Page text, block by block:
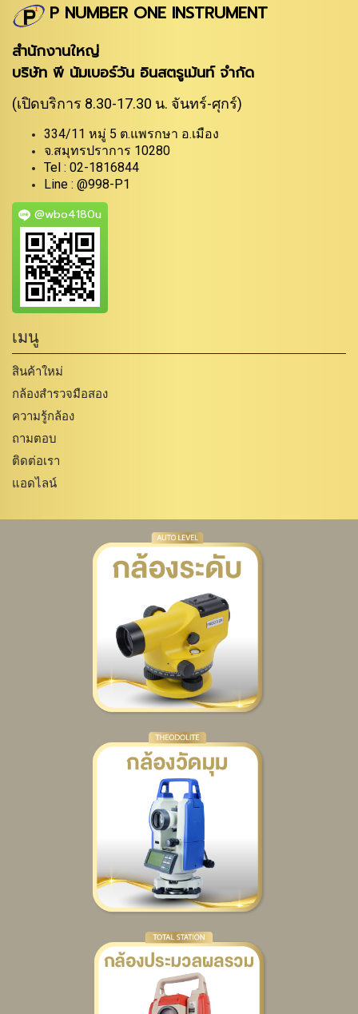
P NUMBER ONE INSTRUMENT
สำนักงานใหญ่
บริษัท พี นัมเบอร์วัน อินสตรูเม้นท์ จำกัด
(เปิดบริการ 8.30-17.30 น. จันทร์-ศุกร์)
334/11 หมู่ 5 ต.แพรกษา อ.เมือง
จ.สมุทรปราการ 10280
Tel : 02-1816844
Line : @998-P1
@wbo4180u
เมนู
สินค้าใหม่
กล้องสำรวจมือสอง
ความรู้กล้อง
ถามตอบ
ติดต่อเรา
แอดไลน์